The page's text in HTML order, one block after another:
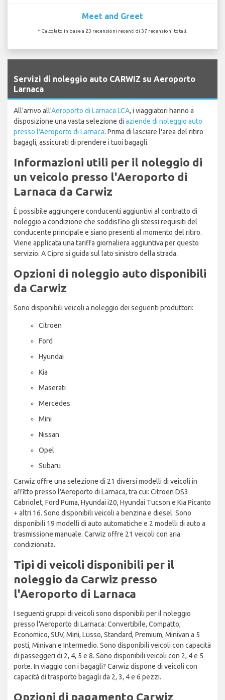
Meet and Greet
* Calcolato in base a 23 recensioni recenti di 37 recensioni totali.
Servizi di noleggio auto CARWIZ su Aeroporto
Larnaca
All'arrivo all'Aeroporto di Larnaca LCA, i viaggiatori hanno a
disposizione una vasta selezione di aziende di noleggio auto
presso l'Aeroporto di Larnaca. Prima di lasciare l'area del ritiro
bagagli, assicurati di prendere i tuoi bagagli.
Informazioni utili per il noleggio di
un veicolo presso l'Aeroporto di
Larnaca da Carwiz
È possibile aggiungere conducenti aggiuntivi al contratto di
noleggio a condizione che soddisfino gli stessi requisiti del
conducente principale e siano presenti al momento del ritiro.
Viene applicata una tariffa giornaliera aggiuntiva per questo
servizio. A Cipro si guida sul lato sinistro della strada.
Opzioni di noleggio auto disponibili
da Carwiz
Sono disponibili veicoli a noleggio dei seguenti produttori:
Citroen
Ford
Hyundai
Kia
Maserati
Mercedes
Mini
Nissan
Opel
Subaru
Carwiz offre una selezione di 21 diversi modelli di veicoli in
affitto presso l'Aeroporto di Larnaca, tra cui: Citroen DS3
Cabriolet, Ford Puma, Hyundai i20, Hyundai Tucson e Kia Picanto
+ altri 16. Sono disponibili veicoli a benzina e diesel. Sono
disponibili 19 modelli di auto automatiche e 2 modelli di auto a
trasmissione manuale. Carwiz offre 21 veicoli con aria
condizionata.
Tipi di veicoli disponibili per il
noleggio da Carwiz presso
l'Aeroporto di Larnaca
I seguenti gruppi di veicoli sono disponibili per il noleggio
presso l'Aeroporto di Larnaca: Convertibile, Compatto,
Economico, SUV, Mini, Lusso, Standard, Premium, Minivan a 5
posti, Minivan e Intermedio. Sono disponibili veicoli con capacità
di passeggeri di 2, 4, 5 e 8. Sono disponibili veicoli con 2, 4 e 5
porte. In viaggio con i bagagli? Carwiz dispone di veicoli con
capacità di trasporto bagagli da 2, 3, 4 e 6 pezzi.
Opzioni di pagamento Carwiz